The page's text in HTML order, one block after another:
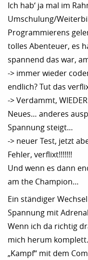
Ich hab‘ ja mal im
Umschulung/
Programmierens
tolles Abenteuer, es
spannend das war,
-> immer wieder
endlich? Tut das
-> Verdammt,
Neues… anderes
Spannung steigt…
-> neuer Test, jetzt
Fehler, verflixt!!!!!!!
Und wenn es dann
am the Champion…
Ein ständiger
Spannung mit
Wenn ich da richtig
mich herum
„Kampf“ mit dem